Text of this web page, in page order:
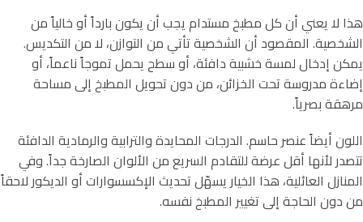
هذا لا يعني أن كل مطبخ مستدام يجب أن يكون بارداً أو خالياً من
الشخصية. المقصود أن الشخصية تأتي من التوازن، لا من التكديس.
يمكن إدخال لمسة خشبية دافئة، أو سطح يحمل تموجاً ناعماً، أو
إضاءة مدروسة تحت الخزائن، من دون تحويل المطبخ إلى مساحة
مرهقة بصرياً.
اللون أيضاً عنصر حاسم. الدرجات المحايدة والترابية والرمادية الدافئة
تتصدر لأنها أقل عرضة للتقادم السريع من الألوان الصارخة جداً. وفي
المنازل العائلية، هذا الخيار يسهّل تحديث الإكسسوارات أو الديكور لاحقاً
من دون الحاجة إلى تغيير المطبخ نفسه.